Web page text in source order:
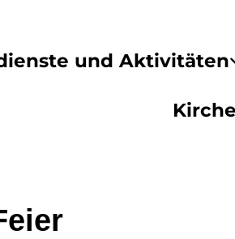
und Aktivitäten